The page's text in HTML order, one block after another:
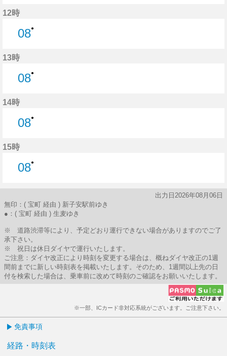
12時
08●
13時
08●
14時
08●
15時
08●
出力日2026年08月06日
無印：( 宝町 経由 ) 新子安駅前ゆき
●：( 宝町 経由 ) 生麦ゆき
※ 道路渋滞等により、予定どおり運行できない場合がありますのでご了
承下さい。
※ 祝日は休日ダイヤで運行いたします。
ご注意：ダイヤ改正により時刻を変更する場合は、概ねダイヤ改正の1週
間前までに新しい時刻表を掲載いたします。そのため、1週間以上先の日
付を検索した場合は、乗車前に改めて時刻のご確認をお願いいたします。
※一部、ICカード非対応系統がございます。ご注意下さい。
免責事項
経路・時刻表